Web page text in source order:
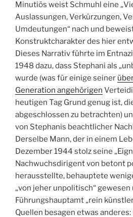
Minutiös weist Schmuhl eine
Auslassungen, Verkürzungen,
Umdeutungen“ nach und
Konstruktcharakter des hier
Dieses Narrativ führte im
1948 dazu, dass Stephani als
wurde (was für einige seiner
Generation angehörigen
heutigen Tag Grund genug ist,
abgeschlossen zu betrachten)
von Stephanis beachtlicher
Derselbe Mann, der in einem
Dezember 1944 stolz seine
Nachwuchsdirigent von betont
herausstellte, behauptete
„von jeher unpolitisch“ gewesen
Führungshauptamt „rein
Quellen besagen etwas